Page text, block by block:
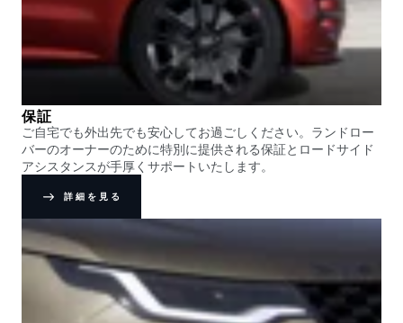
保証
ご自宅でも外出先でも安心してお過ごしください。ランドロー
バーのオーナーのために特別に提供される保証とロードサイド
アシスタンスが手厚くサポートいたします。
詳細を見る